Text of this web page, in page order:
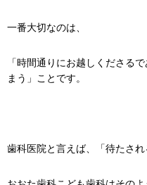
一番大切なのは、
「時間通りにお越しくださる
まう」ことです。
歯科医院と言えば、「待たされ